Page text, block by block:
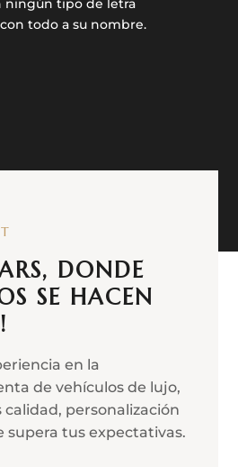
ningún tipo de letra
todo a su nombre.
DONDE
SE HACEN
en la
de vehículos de lujo,
personalización
supera tus expectativas.